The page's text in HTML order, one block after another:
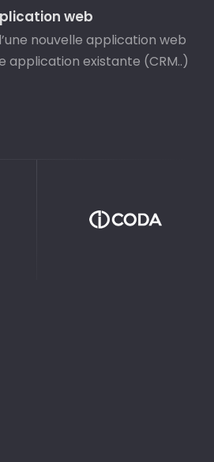
web
nouvelle application web
application existante (CRM..)